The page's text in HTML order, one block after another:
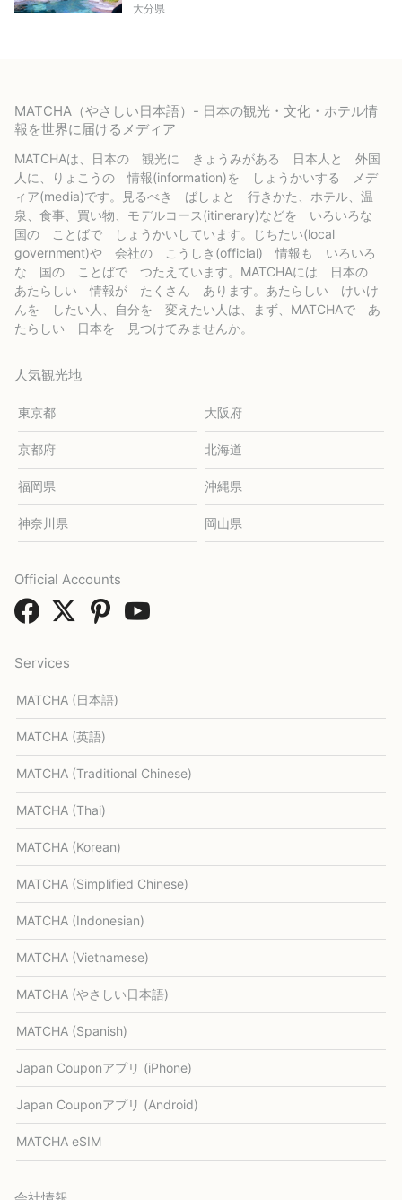
大分県
MATCHA（やさしい日本語）- 日本の観光・文化・ホテル情
報を世界に届けるメディア
MATCHAは、日本の 観光に きょうみがある 日本人と 外国
人に、りょこうの 情報(information)を しょうかいする メデ
ィア(media)です。見るべき ばしょと 行きかた、ホテル、温
泉、食事、買い物、モデルコース(itinerary)などを いろいろな
国の ことばで しょうかいしています。じちたい(local
government)や 会社の こうしき(official) 情報も いろいろ
な 国の ことばで つたえています。MATCHAには 日本の
あたらしい 情報が たくさん あります。あたらしい けいけ
んを したい人、自分を 変えたい人は、まず、MATCHAで あ
たらしい 日本を 見つけてみませんか。
人気観光地
東京都 大阪府
京都府 北海道
福岡県 沖縄県
神奈川県 岡山県
Services
MATCHA (日本語)
MATCHA (英語)
MATCHA (Traditional Chinese)
MATCHA (Thai)
MATCHA (Korean)
MATCHA (Simplified Chinese)
MATCHA (Indonesian)
MATCHA (Vietnamese)
MATCHA (やさしい日本語)
MATCHA (Spanish)
Japan Couponアプリ (iPhone)
Japan Couponアプリ (Android)
MATCHA eSIM
Official Accounts